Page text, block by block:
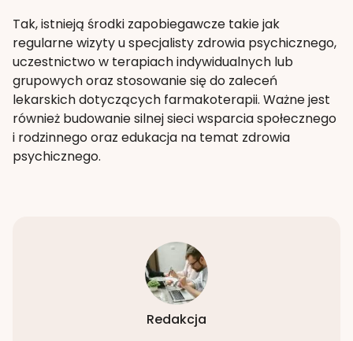
Tak, istnieją środki zapobiegawcze takie jak
regularne wizyty u specjalisty zdrowia psychicznego,
uczestnictwo w terapiach indywidualnych lub
grupowych oraz stosowanie się do zaleceń
lekarskich dotyczących farmakoterapii. Ważne jest
również budowanie silnej sieci wsparcia społecznego
i rodzinnego oraz edukacja na temat zdrowia
psychicznego.
Redakcja